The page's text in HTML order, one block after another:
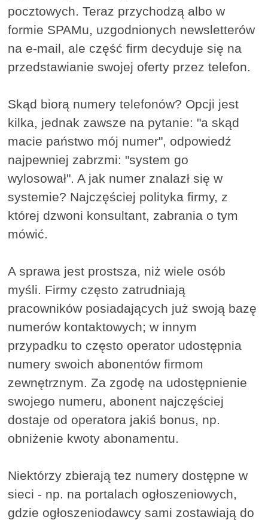
pocztowych. Teraz przychodzą albo w
formie SPAMu, uzgodnionych newsletterów
na e-mail, ale część firm decyduje się na
przedstawianie swojej oferty przez telefon.
Skąd biorą numery telefonów? Opcji jest
kilka, jednak zawsze na pytanie: "a skąd
macie państwo mój numer", odpowiedź
najpewniej zabrzmi: "system go
wylosował". A jak numer znalazł się w
systemie? Najczęściej polityka firmy, z
której dzwoni konsultant, zabrania o tym
mówić.
A sprawa jest prostsza, niż wiele osób
myśli. Firmy często zatrudniają
pracowników posiadających już swoją bazę
numerów kontaktowych; w innym
przypadku to często operator udostępnia
numery swoich abonentów firmom
zewnętrznym. Za zgodę na udostępnienie
swojego numeru, abonent najczęściej
dostaje od operatora jakiś bonus, np.
obniżenie kwoty abonamentu.
Niektórzy zbierają tez numery dostępne w
sieci - np. na portalach ogłoszeniowych,
gdzie ogłoszeniodawcy sami zostawiają do